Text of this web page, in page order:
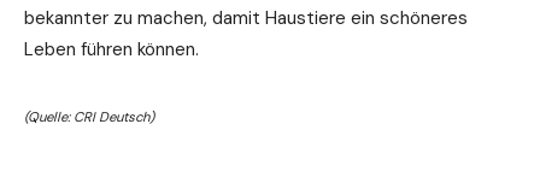
bekannter zu machen, damit Haustiere ein schöneres
Leben führen können.
(Quelle: CRI Deutsch)